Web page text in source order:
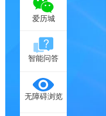
爱历城
智能问答
无障碍浏览